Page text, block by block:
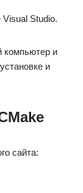
Visual Studio.
компьютер и
и
сайта: